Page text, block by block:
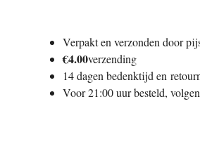
Verpakt en verzonden door
€4.00verzending
14 dagen bedenktijd en
Voor 21:00 uur besteld,